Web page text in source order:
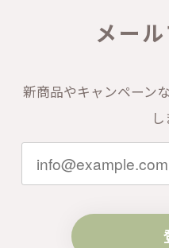
メー
新商品やキャンペーン
し